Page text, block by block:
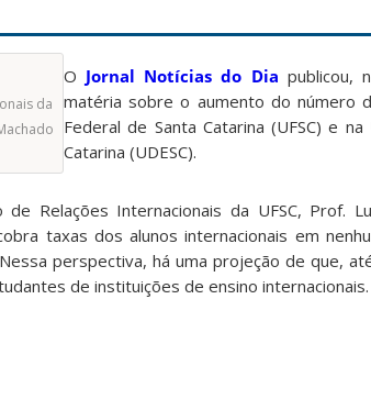
da
O Jornal Notícias do Dia publicou,
matéria sobre o aumento do número
Federal de Santa Catarina (UFSC) e
Catarina (UDESC).
Relações Internacionais da UFSC, Prof.
taxas dos alunos internacionais em
perspectiva, há uma projeção de que,
de instituições de ensino internacionais.